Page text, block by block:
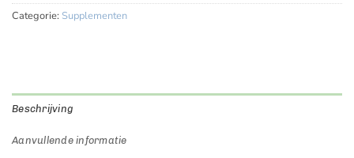
Categorie: Supplementen
Beschrijving
Aanvullende informatie